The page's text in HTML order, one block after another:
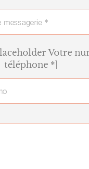
Votre
téléphone *]